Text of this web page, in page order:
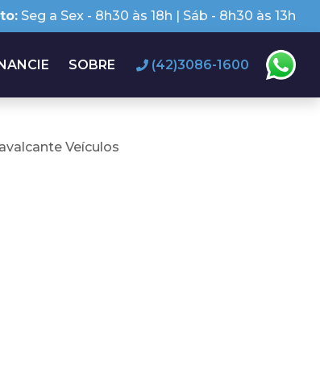
Seg a Sex - 8h30 às 18h | Sáb - 8h30 às 13h
SOBRE (42)3086-1600
Veículos